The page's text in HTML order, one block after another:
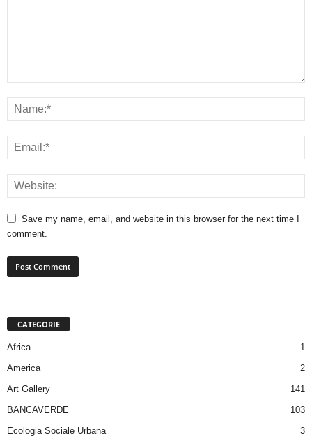
Save my name, email, and website in this browser for the next time I
comment.
CATEGORIE
Africa
1
America
2
Art Gallery
141
BANCAVERDE
103
Ecologia Sociale Urbana
3